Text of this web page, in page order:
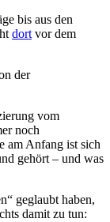
bis aus den
dort vor dem
der
vom
noch
am Anfang ist sich
gehört – und was
geglaubt haben,
damit zu tun: